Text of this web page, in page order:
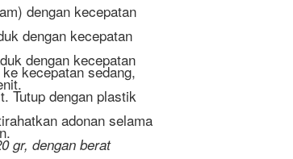
dengan kecepatan
dengan kecepatan
dengan kecepatan
kecepatan sedang,
Tutup dengan plastik
adonan selama
gr, dengan berat